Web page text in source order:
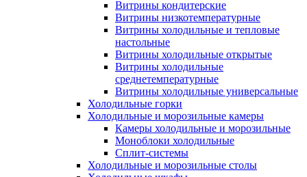
Витрины кондитерские
Витрины низкотемпературные
Витрины холодильные и тепловые
настольные
Витрины холодильные открытые
Витрины холодильные
среднетемпературные
Витрины холодильные универсальные
Холодильные горки
Холодильные и морозильные камеры
Камеры холодильные и морозильные
Моноблоки холодильные
Сплит-системы
Холодильные и морозильные столы